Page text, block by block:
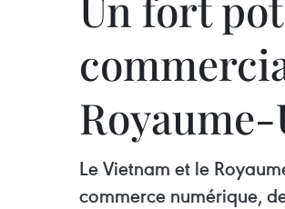
Le Vietnam et le
commerce numérique,